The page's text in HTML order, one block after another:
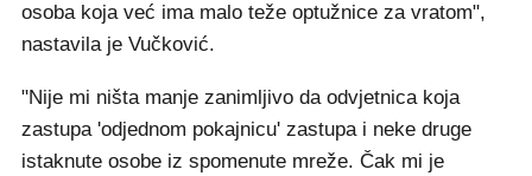
osoba koja već ima malo teže optužnice za vratom",
nastavila je Vučković.
"Nije mi ništa manje zanimljivo da odvjetnica koja
zastupa 'odjednom pokajnicu' zastupa i neke druge
istaknute osobe iz spomenute mreže. Čak mi je